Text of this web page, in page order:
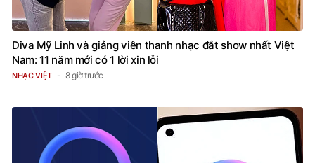
Diva Mỹ Linh và giảng viên thanh nhạc đắt show nhất Việt
Nam: 11 năm mới có 1 lời xin lỗi
NHẠC VIỆT 8 giờ trước